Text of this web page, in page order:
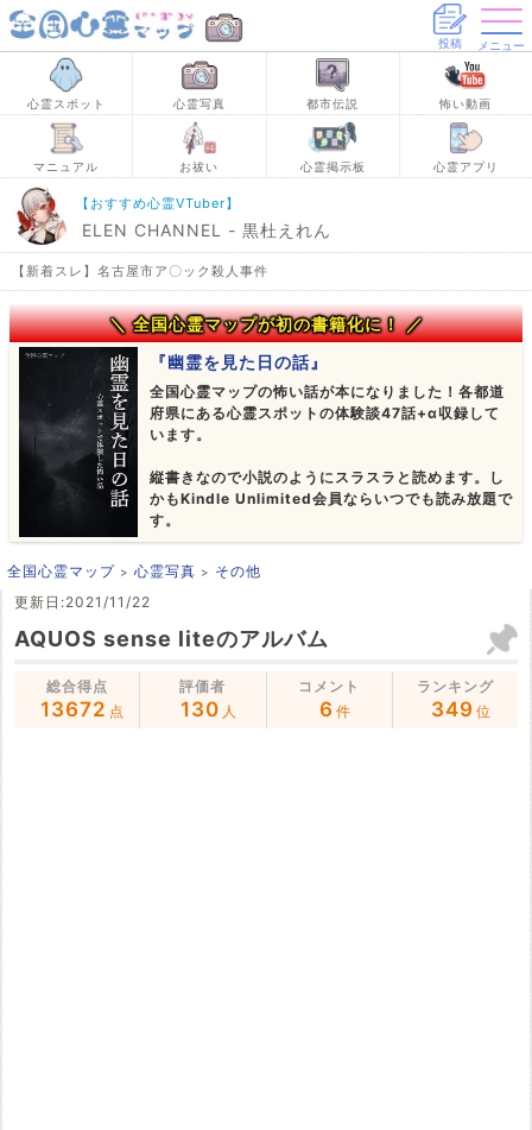
投稿 メニュー
心霊スポット 心霊写真 都市伝説 怖い動画
マニュアル お祓い 心霊掲示板 心霊アプリ
【おすすめ心霊VTuber】
ELEN CHANNEL - 黒杜えれん
【新着スレ】名古屋市ア〇ック殺人事件
＼ 全国心霊マップが初の書籍化に！ ／
『幽霊を見た日の話』
全国心霊マップの怖い話が本になりました！各都道
府県にある心霊スポットの体験談47話+α収録して
います。
縦書きなので小説のようにスラスラと読めます。し
かもKindle Unlimited会員ならいつでも読み放題で
す。
全国心霊マップ 心霊写真
その他
更新日:2021/11/22
AQUOS sense liteのアルバム
総合得点
13672 点
評価者
130 人
コメント
6 件
ランキング
349 位